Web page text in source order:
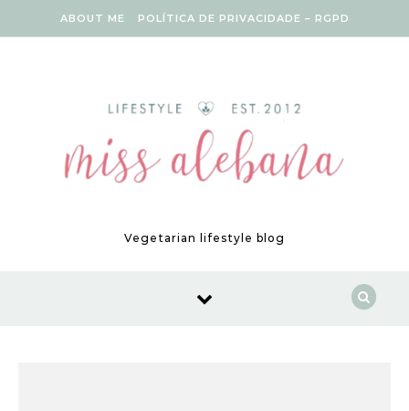
ABOUT ME POLÍTICA DE PRIVACIDADE – RGPD
Vegetarian lifestyle blog